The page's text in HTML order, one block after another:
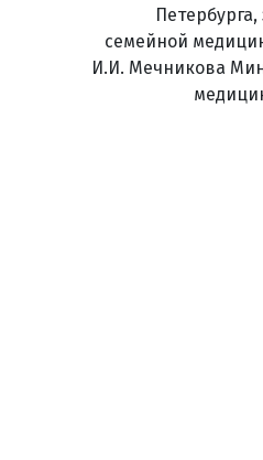
семейной
И.И. Мечникова